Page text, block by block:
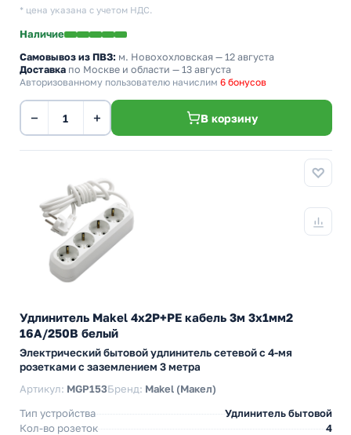
* цена указана с учетом НДС.
Наличие
Самовывоз из ПВЗ: м. Новохохловская — 12 августа
Доставка по Москве и области — 13 августа
Авторизованному пользователю начислим 6 бонусов
− + В корзину
Удлинитель Makel 4х2P+PE кабель 3м 3х1мм2
16А/250В белый
Электрический бытовой удлинитель сетевой с 4-мя
розетками с заземлением 3 метра
Артикул: MGP153Бренд: Makel (Макел)
Тип устройства
Удлинитель бытовой
Кол-во розеток
4